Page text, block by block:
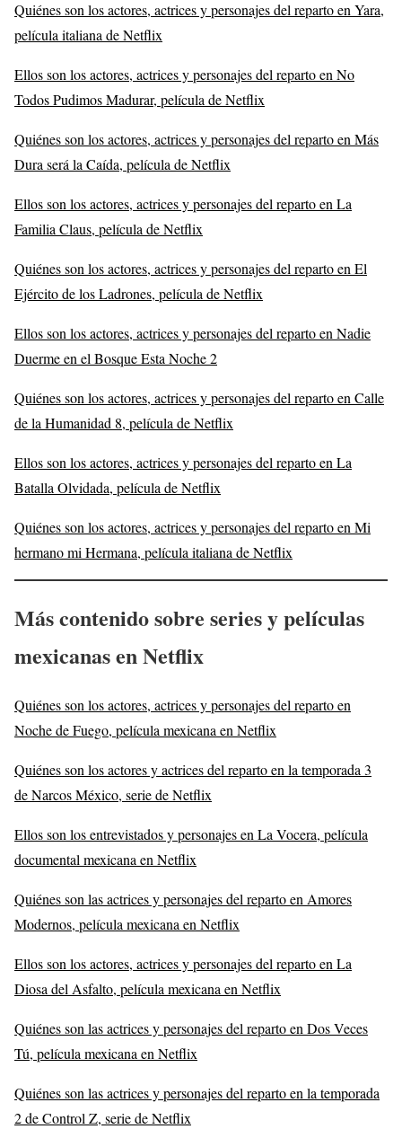
Quiénes son los actores, actrices y personajes del reparto en Yara,
película italiana de Netflix
Ellos son los actores, actrices y personajes del reparto en No
Todos Pudimos Madurar, película de Netflix
Quiénes son los actores, actrices y personajes del reparto en Más
Dura será la Caída, película de Netflix
Ellos son los actores, actrices y personajes del reparto en La
Familia Claus, película de Netflix
Quiénes son los actores, actrices y personajes del reparto en El
Ejército de los Ladrones, película de Netflix
Ellos son los actores, actrices y personajes del reparto en Nadie
Duerme en el Bosque Esta Noche 2
Quiénes son los actores, actrices y personajes del reparto en Calle
de la Humanidad 8, película de Netflix
Ellos son los actores, actrices y personajes del reparto en La
Batalla Olvidada, película de Netflix
Quiénes son los actores, actrices y personajes del reparto en Mi
hermano mi Hermana, película italiana de Netflix
Máscontenido sobre series y películas
mexicanas en Netflix
Quiénes son los actores, actrices y personajes del reparto en
Noche de Fuego, película mexicana en Netflix
Quiénes son los actores y actrices del reparto en la temporada 3
de Narcos México, serie de Netflix
Ellos son los entrevistados y personajes en La Vocera, película
documental mexicana en Netflix
Quiénes son las actrices y personajes del reparto en Amores
Modernos, película mexicana en Netflix
Ellos son los actores, actrices y personajes del reparto en La
Diosa del Asfalto, película mexicana en Netflix
Quiénes son las actrices y personajes del reparto en Dos Veces
Tú, película mexicana en Netflix
Quiénes son las actrices y personajes del reparto en la temporada
2 de Control Z, serie de Netflix